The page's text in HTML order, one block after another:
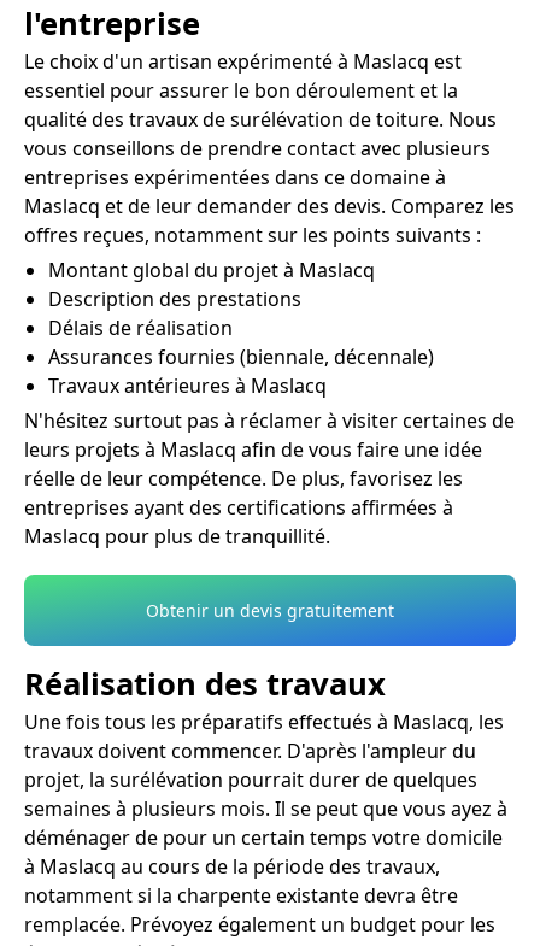
l'entreprise
Le choix d'un artisan expérimenté à Maslacq est
essentiel pour assurer le bon déroulement et la
qualité des travaux de surélévation de toiture. Nous
vous conseillons de prendre contact avec plusieurs
entreprises expérimentées dans ce domaine à
Maslacq et de leur demander des devis. Comparez les
offres reçues, notamment sur les points suivants :
Montant global du projet à Maslacq
Description des prestations
Délais de réalisation
Assurances fournies (biennale, décennale)
Travaux antérieures à Maslacq
N'hésitez surtout pas à réclamer à visiter certaines de
leurs projets à Maslacq afin de vous faire une idée
réelle de leur compétence. De plus, favorisez les
entreprises ayant des certifications affirmées à
Maslacq pour plus de tranquillité.
Obtenir un devis gratuitement
Réalisation des travaux
Une fois tous les préparatifs effectués à Maslacq, les
travaux doivent commencer. D'après l'ampleur du
projet, la surélévation pourrait durer de quelques
semaines à plusieurs mois. Il se peut que vous ayez à
déménager de pour un certain temps votre domicile
à Maslacq au cours de la période des travaux,
notamment si la charpente existante devra être
remplacée. Prévoyez également un budget pour les